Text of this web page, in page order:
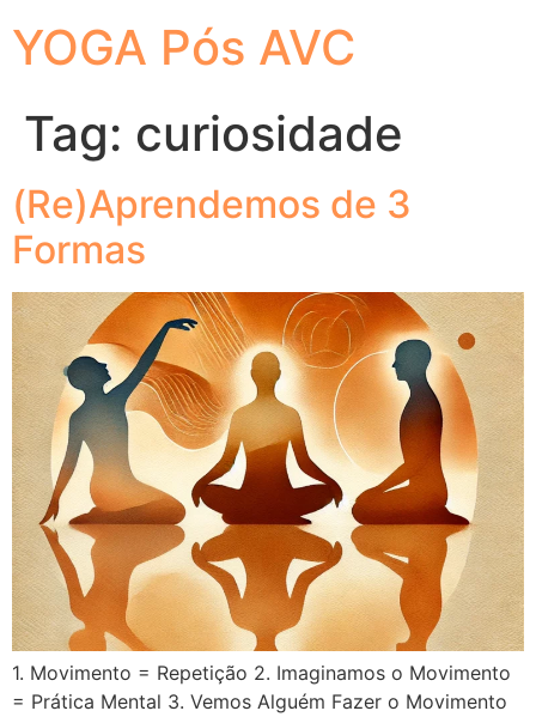
YOGA Pós AVC
Tag: curiosidade
(Re)Aprendemos de 3
Formas
1. Movimento = Repetição 2. Imaginamos o Movimento
= Prática Mental 3. Vemos Alguém Fazer o Movimento